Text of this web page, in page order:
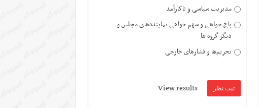
مدیریت سیاسی و ناکارآمد
باج خواهی و سهم خواهی نماینده‌های مجلس و
دیگر گروه ها
تحریم‌ها و فشارهای خارجی
View results